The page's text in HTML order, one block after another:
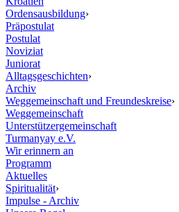
Ordensausbildung›
Präpostulat
Postulat
Noviziat
Juniorat
Alltagsgeschichten›
Archiv
Weggemeinschaft und Freundeskreise›
Weggemeinschaft
Unterstützergemeinschaft
Turmanyay e.V.
Wir erinnern an
Programm
Aktuelles
Spiritualität›
Impulse - Archiv